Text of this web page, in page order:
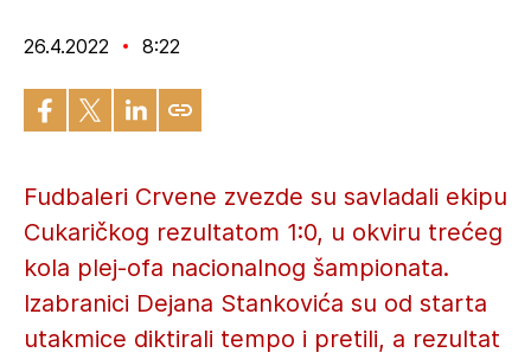
26.4.2022 8:22
Fudbaleri Crvene zvezde su savladali ekipu
Cukaričkog rezultatom 1:0, u okviru trećeg
kola plej-ofa nacionalnog šampionata.
Izabranici Dejana Stankovića su od starta
utakmice diktirali tempo i pretili, a rezultat